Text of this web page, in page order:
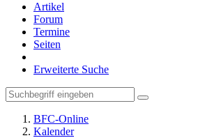
Artikel
Forum
Termine
Seiten
Erweiterte Suche
BFC-Online
Kalender